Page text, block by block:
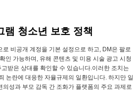
청소년 보호 정책
비공개 계정을 기본 설정으로 하고, DM은 팔로
인 가능하며, 유해 콘텐츠 및 미용 시술 광고 시청
받은 상대를 확인할 수 있습니다.이러한 조치는
논란에 대응한 자율규제의 일환입니다. 하지만 일
성과 부모 감독 간 조화가 플랫폼의 주요 과제로